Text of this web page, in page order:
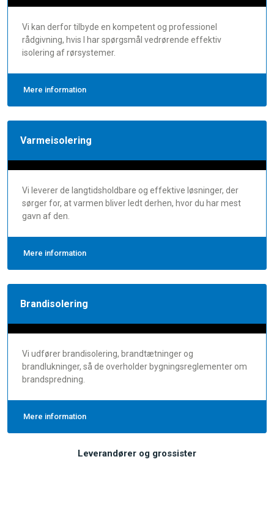
Vi kan derfor tilbyde en kompetent og professionel
rådgivning, hvis I har spørgsmål vedrørende effektiv
isolering af rørsystemer.
Mere information
Varmeisolering
Vi leverer de langtidsholdbare og effektive løsninger, der
sørger for, at varmen bliver ledt derhen, hvor du har mest
gavn af den.
Mere information
Brandisolering
Vi udfører brandisolering, brandtætninger og
brandlukninger, så de overholder bygningsreglementer om
brandspredning.
Mere information
Leverandører og grossister